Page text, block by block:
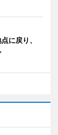
に戻り、